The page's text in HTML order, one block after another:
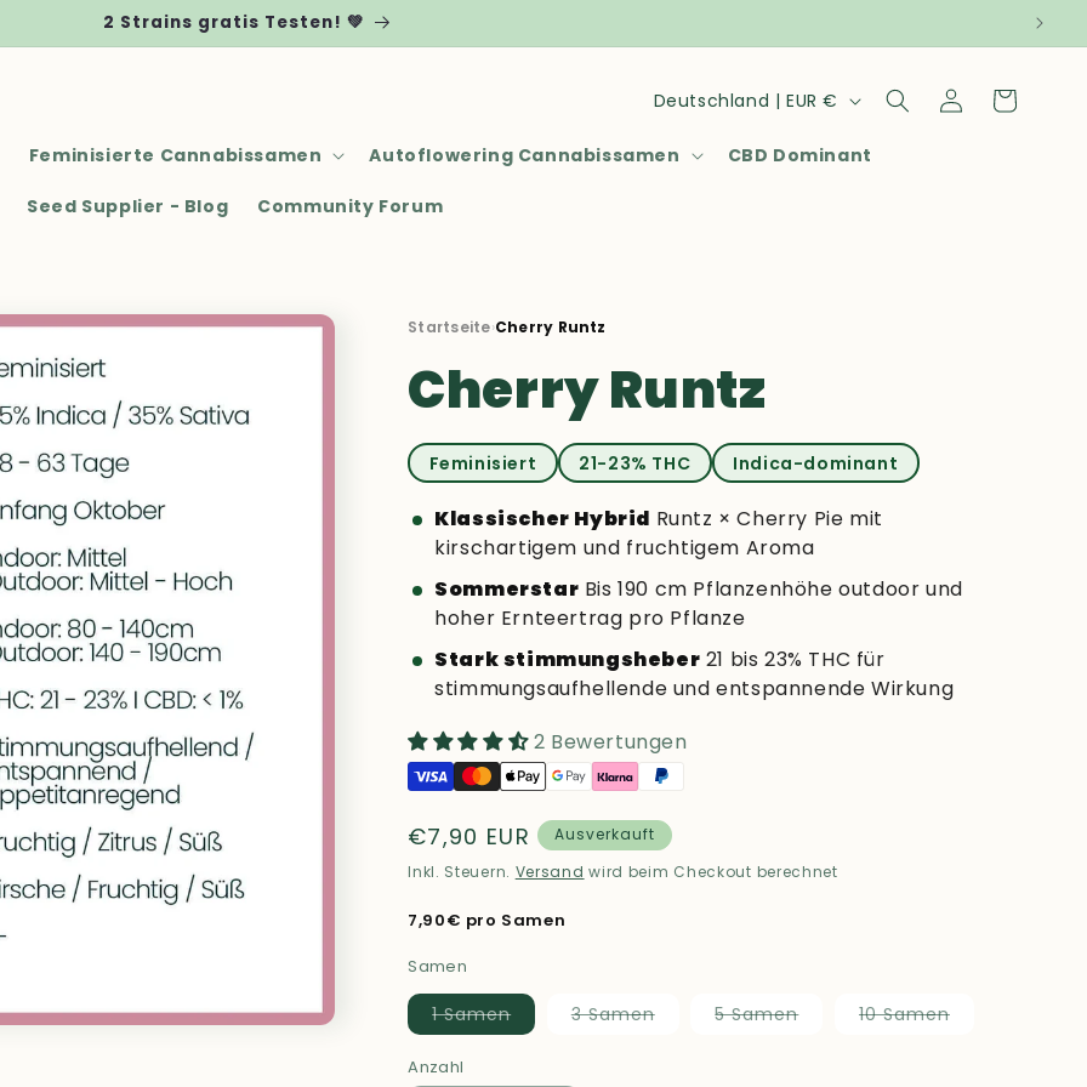
2 Strains gratis Testen! 💚
Feminisierte Cannabissamen Autoflowering Cannabissamen CBD Dominant
Seed Supplier - Blog Community Forum
Land/Region Deutschland | EUR € EinloggenWarenkorb
Startseite›Cherry Runtz
Cherry Runtz
Feminisiert 21-23% THC Indica-dominant
Klassischer Hybrid Runtz × Cherry Pie mit
kirschartigem und fruchtigem Aroma
Sommerstar Bis 190 cm Pflanzenhöhe outdoor und
hoher Ernteertrag pro Pflanze
Stark stimmungsheber 21 bis 23% THC für
stimmungsaufhellende und entspannende Wirkung
2 Bewertungen
Normaler
Preis
€7,90 EUR
Ausverkauft
Inkl. Steuern. Versand wird beim Checkout berechnet
7,90€ pro Samen
Samen
1 SamenVariante
ausverkauft
verfügbar
3 SamenVariante5 SamenVariante10 SamenVariante
Anzahl